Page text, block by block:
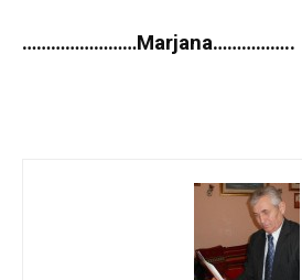
……………………Marjana……………..